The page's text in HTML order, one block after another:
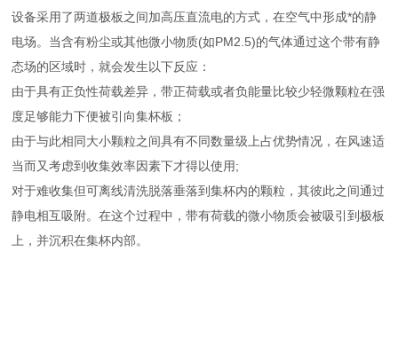
设备采用了两道极板之间加高压直流电的方式，在空气中形成*的静
电场。当含有粉尘或其他微小物质(如PM2.5)的气体通过这个带有静
态场的区域时，就会发生以下反应：
由于具有正负性荷载差异，带正荷载或者负能量比较少轻微颗粒在强
度足够能力下便被引向集杯板；
由于与此相同大小颗粒之间具有不同数量级上占优势情况，在风速适
当而又考虑到收集效率因素下才得以使用;
对于难收集但可离线清洗脱落垂落到集杯内的颗粒，其彼此之间通过
静电相互吸附。在这个过程中，带有荷载的微小物质会被吸引到极板
上，并沉积在集杯内部。